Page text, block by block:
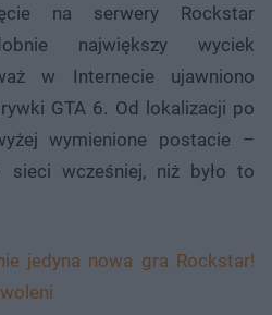
na serwery Rockstar
największy wyciek
w Internecie ujawniono
GTA 6. Od lokalizacji po
wymienione postacie –
wcześniej, niż było to
jedyna nowa gra Rockstar!